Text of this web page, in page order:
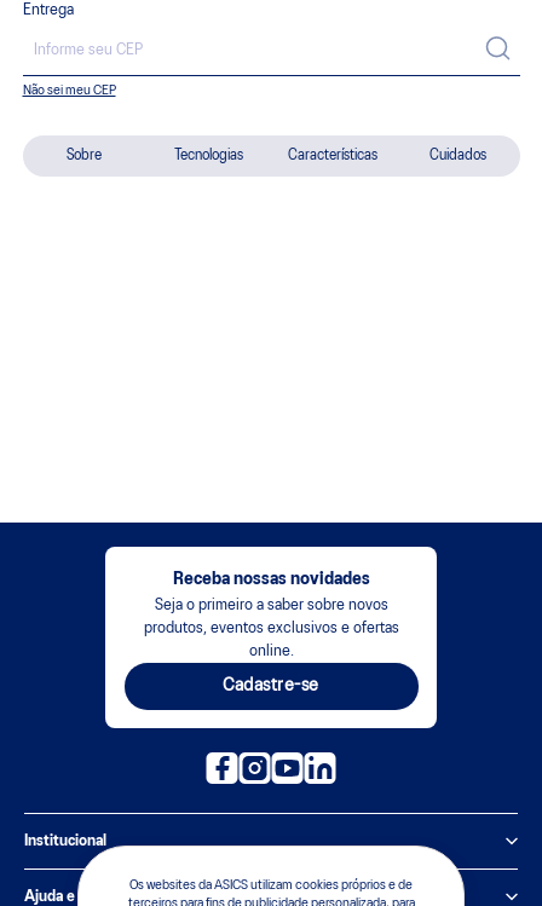
Os websites da ASICS utilizam cookies próprios e de
Sobre Tecnologias Características Cuidados
Entrega
Não sei meu CEP
Receba nossas novidades
Seja o primeiro a saber sobre novos
produtos, eventos exclusivos e ofertas
online.
Cadastre-se
Institucional
Política de Privacidade
Ajuda e suporte